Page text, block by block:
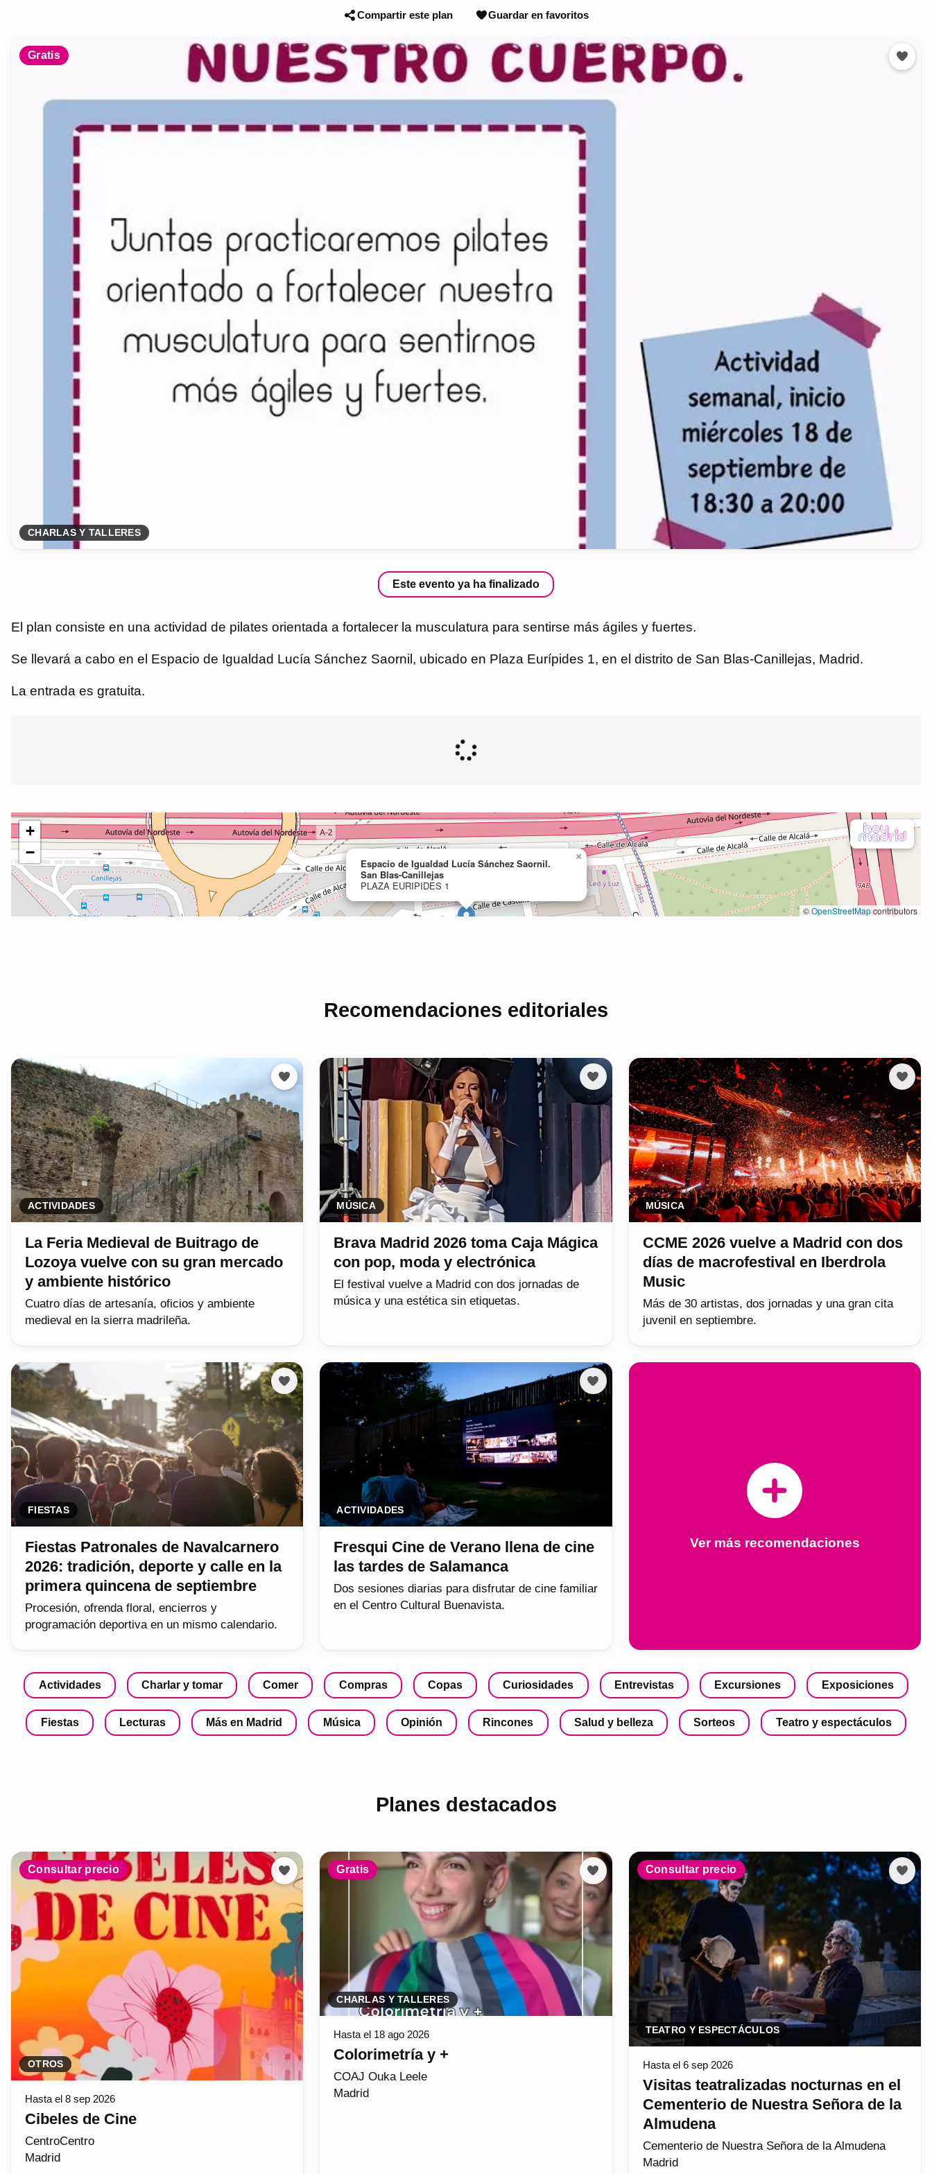
Compartir este plan Guardar en favoritos
Gratis
CHARLAS Y TALLERES
Este evento ya ha finalizado
El plan consiste en una actividad de pilates orientada a fortalecer la musculatura para sentirse más ágiles y fuertes.
Se llevará a cabo en el Espacio de Igualdad Lucía Sánchez Saornil, ubicado en Plaza Eurípides 1, en el distrito de San Blas-Canillejas, Madrid.
La entrada es gratuita.
Recomendaciones editoriales
ACTIVIDADES
La Feria Medieval de Buitrago de
Lozoya vuelve con su gran mercado
y ambiente histórico
Cuatro días de artesanía, oficios y ambiente
medieval en la sierra madrileña.
MÚSICA
Brava Madrid 2026 toma Caja Mágica
con pop, moda y electrónica
El festival vuelve a Madrid con dos jornadas de
música y una estética sin etiquetas.
MÚSICA
CCME 2026 vuelve a Madrid con dos
días de macrofestival en Iberdrola
Music
Más de 30 artistas, dos jornadas y una gran cita
juvenil en septiembre.
FIESTAS
Fiestas Patronales de Navalcarnero
2026: tradición, deporte y calle en la
primera quincena de septiembre
Procesión, ofrenda floral, encierros y
programación deportiva en un mismo calendario.
ACTIVIDADES
Fresqui Cine de Verano llena de cine
las tardes de Salamanca
Dos sesiones diarias para disfrutar de cine familiar
en el Centro Cultural Buenavista.
Ver más recomendaciones
Actividades Charlar y tomar Comer Compras Copas Curiosidades Entrevistas Excursiones Exposiciones
Fiestas Lecturas Más en Madrid Música Opinión Rincones Salud y belleza Sorteos Teatro y espectáculos
Planes destacados
Consultar precio
OTROS
Hasta el 8 sep 2026
Cibeles de Cine
CentroCentro
Madrid
Gratis
CHARLAS Y TALLERES
Hasta el 18 ago 2026
Colorimetría y +
COAJ Ouka Leele
Madrid
Consultar precio
TEATRO Y ESPECTÁCULOS
Hasta el 6 sep 2026
Visitas teatralizadas nocturnas en el
Cementerio de Nuestra Señora de la
Almudena
Cementerio de Nuestra Señora de la Almudena
Madrid